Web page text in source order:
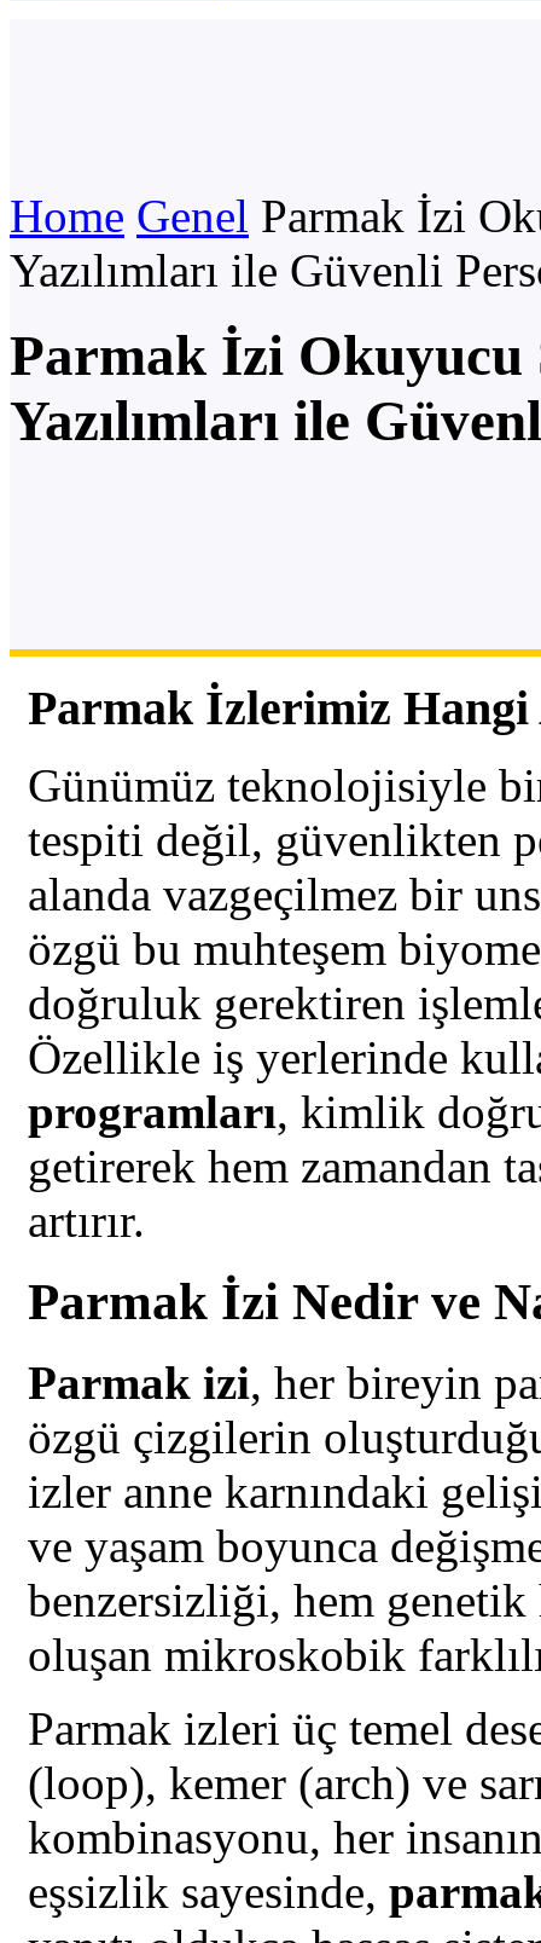
Home Genel Parmak İzi
Yazılımları ile Güvenli
Parmak İzi Okuyucu
Yazılımları ile
Parmak İzlerimiz Hangi
Günümüz teknolojisiyle
tespiti değil, güvenlikten
alanda vazgeçilmez bir
özgü bu muhteşem
doğruluk gerektiren
Özellikle iş yerlerinde
programları, kimlik
getirerek hem zamandan
artırır.
Parmak İzi Nedir ve
Parmak izi, her bireyin
özgü çizgilerin
izler anne karnındaki
ve yaşam boyunca
benzersizliği, hem
oluşan mikroskobik
Parmak izleri üç temel
(loop), kemer (arch) ve
kombinasyonu, her
eşsizlik sayesinde,